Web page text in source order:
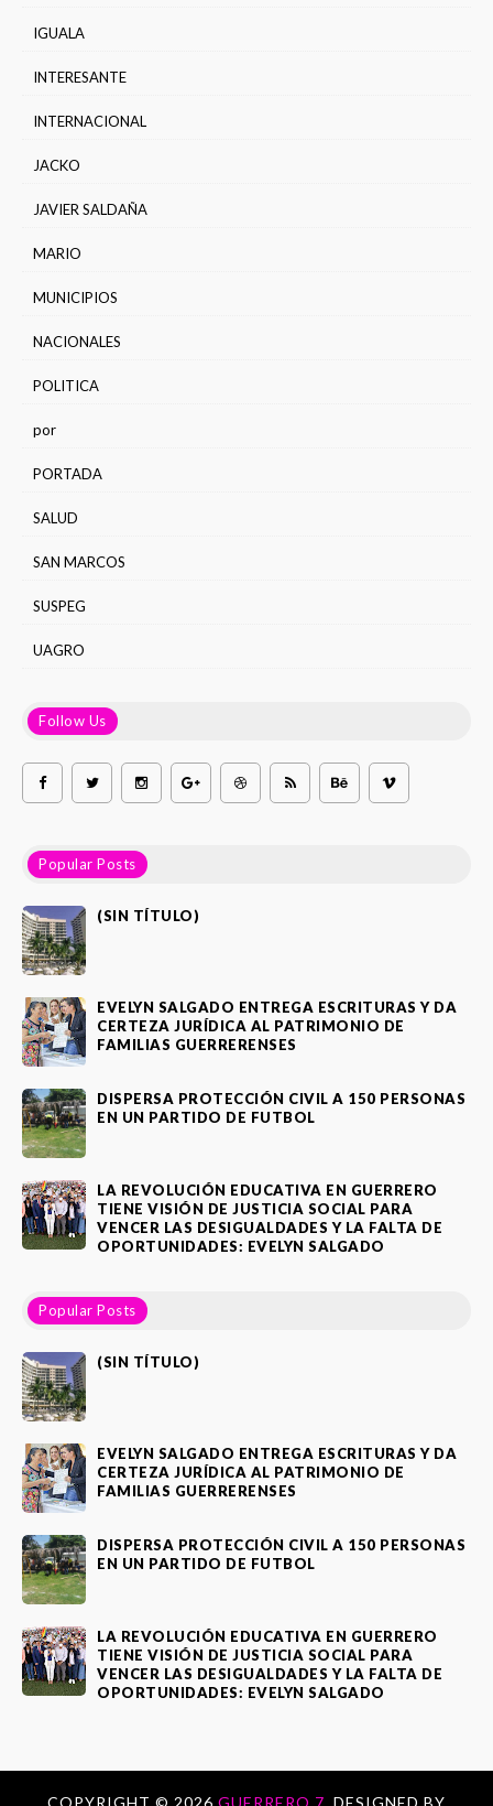
IGUALA
INTERESANTE
INTERNACIONAL
JACKO
JAVIER SALDAÑA
MARIO
MUNICIPIOS
NACIONALES
POLITICA
por
PORTADA
SALUD
SAN MARCOS
SUSPEG
UAGRO
Follow Us
Popular Posts
(SIN TÍTULO)
EVELYN SALGADO ENTREGA ESCRITURAS Y DA
CERTEZA JURÍDICA AL PATRIMONIO DE
FAMILIAS GUERRERENSES
DISPERSA PROTECCIÓN CIVIL A 150 PERSONAS
EN UN PARTIDO DE FUTBOL
LA REVOLUCIÓN EDUCATIVA EN GUERRERO
TIENE VISIÓN DE JUSTICIA SOCIAL PARA
VENCER LAS DESIGUALDADES Y LA FALTA DE
OPORTUNIDADES: EVELYN SALGADO
Popular Posts
(SIN TÍTULO)
EVELYN SALGADO ENTREGA ESCRITURAS Y DA
CERTEZA JURÍDICA AL PATRIMONIO DE
FAMILIAS GUERRERENSES
DISPERSA PROTECCIÓN CIVIL A 150 PERSONAS
EN UN PARTIDO DE FUTBOL
LA REVOLUCIÓN EDUCATIVA EN GUERRERO
TIENE VISIÓN DE JUSTICIA SOCIAL PARA
VENCER LAS DESIGUALDADES Y LA FALTA DE
OPORTUNIDADES: EVELYN SALGADO
COPYRIGHT © 2026 GUERRERO 7. DESIGNED BY